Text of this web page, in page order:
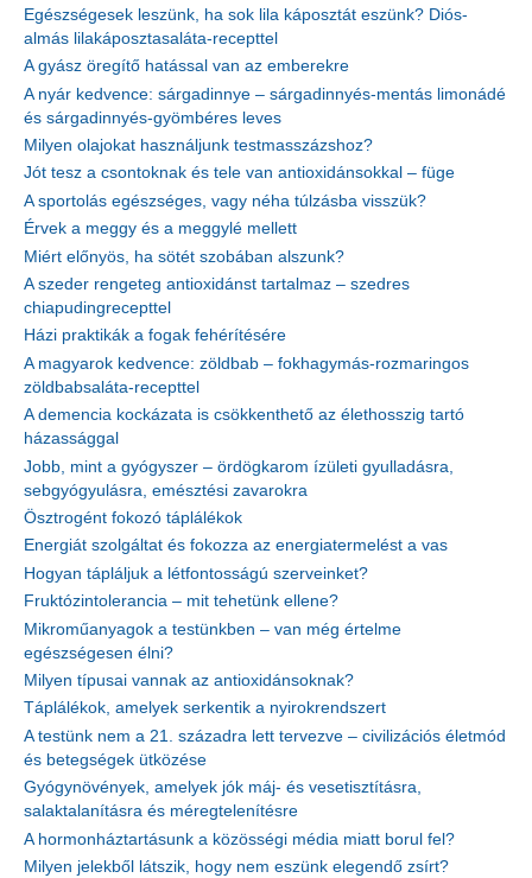
Egészségesek leszünk, ha sok lila káposztát eszünk? Diós-
almás lilakáposztasaláta-recepttel
A gyász öregítő hatással van az emberekre
A nyár kedvence: sárgadinnye – sárgadinnyés-mentás limonádé
és sárgadinnyés-gyömbéres leves
Milyen olajokat használjunk testmasszázshoz?
Jót tesz a csontoknak és tele van antioxidánsokkal – füge
A sportolás egészséges, vagy néha túlzásba visszük?
Érvek a meggy és a meggylé mellett
Miért előnyös, ha sötét szobában alszunk?
A szeder rengeteg antioxidánst tartalmaz – szedres
chiapudingrecepttel
Házi praktikák a fogak fehérítésére
A magyarok kedvence: zöldbab – fokhagymás-rozmaringos
zöldbabsaláta-recepttel
A demencia kockázata is csökkenthető az élethosszig tartó
házassággal
Jobb, mint a gyógyszer – ördögkarom ízületi gyulladásra,
sebgyógyulásra, emésztési zavarokra
Ösztrogént fokozó táplálékok
Energiát szolgáltat és fokozza az energiatermelést a vas
Hogyan tápláljuk a létfontosságú szerveinket?
Fruktózintolerancia – mit tehetünk ellene?
Mikroműanyagok a testünkben – van még értelme
egészségesen élni?
Milyen típusai vannak az antioxidánsoknak?
Táplálékok, amelyek serkentik a nyirokrendszert
A testünk nem a 21. századra lett tervezve – civilizációs életmód
és betegségek ütközése
Gyógynövények, amelyek jók máj- és vesetisztításra,
salaktalanításra és méregtelenítésre
A hormonháztartásunk a közösségi média miatt borul fel?
Milyen jelekből látszik, hogy nem eszünk elegendő zsírt?